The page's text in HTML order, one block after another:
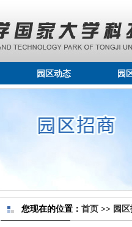
园区动态 园
您现在的位置： 首页 >> 园